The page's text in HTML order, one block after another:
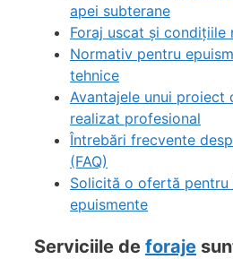
apei subterane
Foraj uscat și condițiile
Normativ pentru
tehnice
Avantajele unui proiect
realizat profesional
Întrebări frecvente
(FAQ)
Solicită o ofertă pentru
epuismente
Serviciile de foraje